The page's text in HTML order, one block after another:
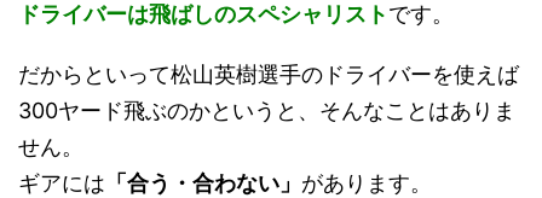
ドライバーは飛ばしのスペシャリストです。
だからといって松山英樹選手のドライバーを使えば
300ヤード飛ぶのかというと、そんなことはありま
せん。
ギアには 「合う・合わない」 があります。